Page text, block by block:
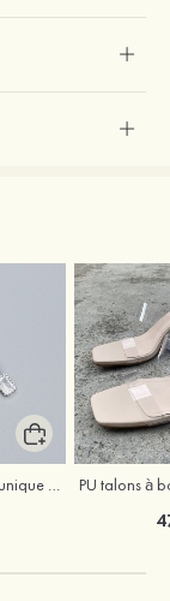
Charmant élégant unique argent s925 zircon colliers